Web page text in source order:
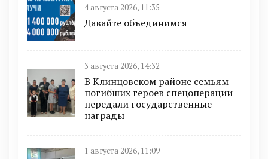
4 августа 2026, 11:35
Давайте объединимся
3 августа 2026, 14:32
В Клинцовском районе семьям
погибших героев спецоперации
передали государственные
награды
1 августа 2026, 11:09